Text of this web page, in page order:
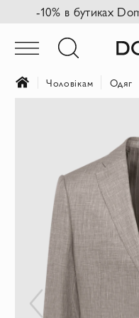
-10% в бутиках
Чоловікам Одяг
зображень